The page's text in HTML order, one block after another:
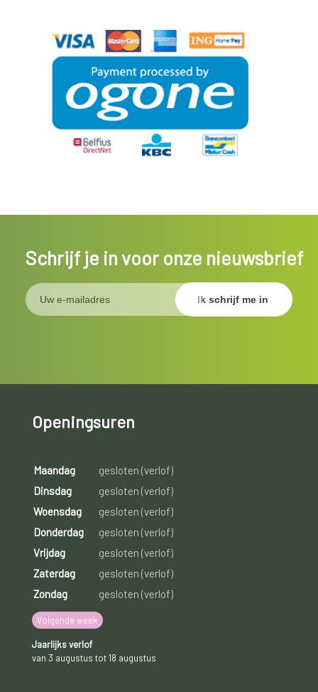
Schrijf je in voor onze nieuwsbrief
Openingsuren
Maandag
gesloten (verlof)
Dinsdag
gesloten (verlof)
Woensdag
gesloten (verlof)
Donderdag
gesloten (verlof)
Vrijdag
gesloten (verlof)
Zaterdag
gesloten (verlof)
Zondag
gesloten (verlof)
Volgende week
Jaarlijks verlof
van 3 augustus tot 18 augustus